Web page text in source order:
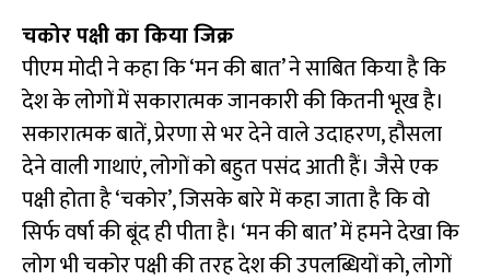
चकोर पक्षी का किया जिक्र
पीएम मोदी ने कहा कि ‘मन की बात’ ने साबित किया है कि
देश के लोगों में सकारात्मक जानकारी की कितनी भूख है।
सकारात्मक बातें, प्रेरणा से भर देने वाले उदाहरण, हौसला
देने वाली गाथाएं, लोगों को बहुत पसंद आती हैं। जैसे एक
पक्षी होता है ‘चकोर’, जिसके बारे में कहा जाता है कि वो
सिर्फ वर्षा की बूंद ही पीता है। ‘मन की बात’ में हमने देखा कि
लोग भी चकोर पक्षी की तरह देश की उपलब्धियों को, लोगों